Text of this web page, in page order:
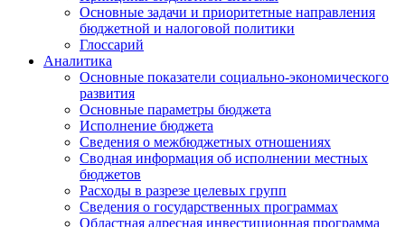
Основные задачи и приоритетные направления
бюджетной и налоговой политики
Глоссарий
Аналитика
Основные показатели социально-экономического
развития
Основные параметры бюджета
Исполнение бюджета
Сведения о межбюджетных отношениях
Сводная информация об исполнении местных
бюджетов
Расходы в разрезе целевых групп
Сведения о государственных программах
Областная адресная инвестиционная программа